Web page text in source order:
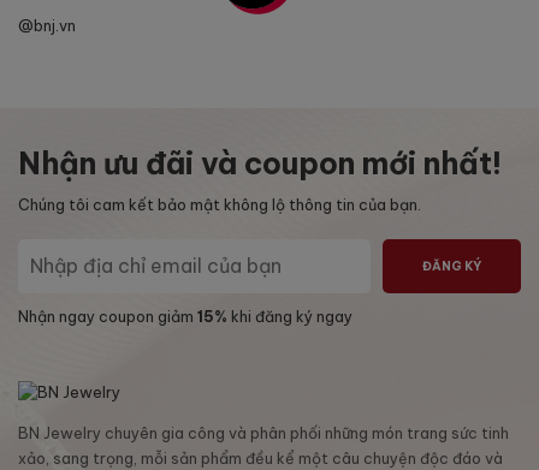
@bnj.vn
Nhận ưu đãi và coupon mới nhất!
Chúng tôi cam kết bảo mật không lộ thông tin của bạn.
ĐĂNG KÝ
Nhận ngay coupon giảm 15% khi đăng ký ngay
BN Jewelry chuyên gia công và phân phối những món trang sức tinh
xảo, sang trọng, mỗi sản phẩm đều kể một câu chuyện độc đáo và